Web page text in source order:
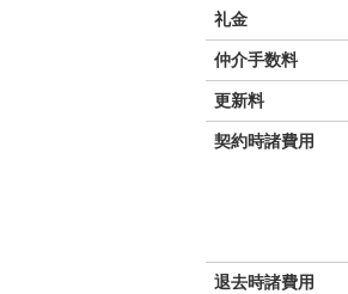
礼金
仲介手数料
更新料
契約時諸費用
退去時諸費用